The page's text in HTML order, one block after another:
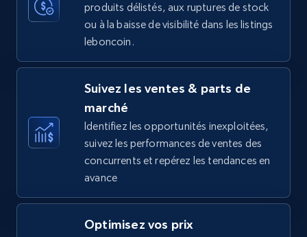
35.3K+ 5.7K+ Commencer
URL, Product name, Product rating, Product
rating object, Product rating max, Rating,
Author name, Asin, and more.
870+ Commencer
Walmart - products
produits délistés, aux ruptures de stock
ou à la baisse de visibilité dans les listings
leboncoin.
Suivez les ventes & parts de
marché
Identifiez les opportunités inexploitées,
suivez les performances de ventes des
concurrents et repérez les tendances en
avance
Optimisez vos prix